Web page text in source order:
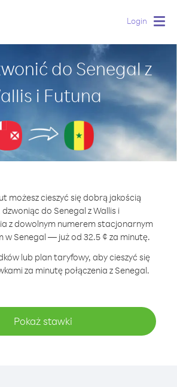
Login
do Senegal z
i Futuna
możesz cieszyć się dobrą jakością
do Senegal z Wallis i
z dowolnym numerem stacjonarnym
w Senegal — już od 32.5 ¢ za minutę.
lub plan taryfowy, aby cieszyć się
za minutę połączenia z Senegal.
Pokaż stawki